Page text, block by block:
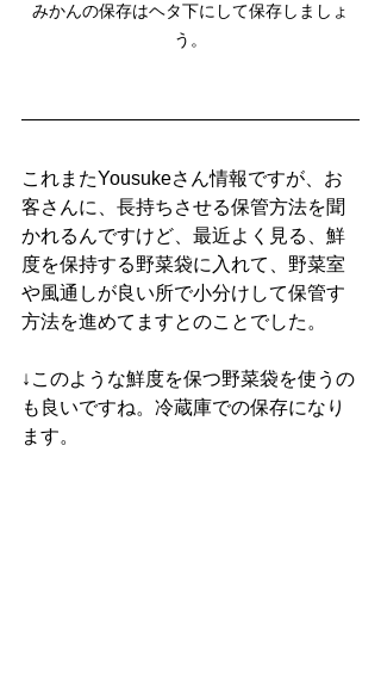
みかんの保存はヘタ下にして保存しましょ
う。
これまたYousukeさん情報ですが、お
客さんに、長持ちさせる保管方法を聞
かれるんですけど、最近よく見る、鮮
度を保持する野菜袋に入れて、野菜室
や風通しが良い所で小分けして保管す
方法を進めてますとのことでした。
↓このような鮮度を保つ野菜袋を使うの
も良いですね。冷蔵庫での保存になり
ます。